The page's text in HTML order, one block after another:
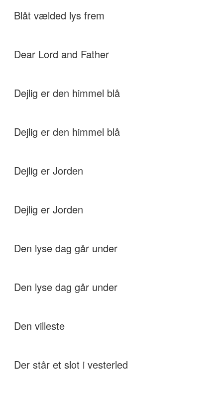
Blåt vælded lys frem
Dear Lord and Father
Dejlig er den himmel blå
Dejlig er den himmel blå
Dejlig er Jorden
Dejlig er Jorden
Den lyse dag går under
Den lyse dag går under
Den villeste
Der står et slot i vesterled